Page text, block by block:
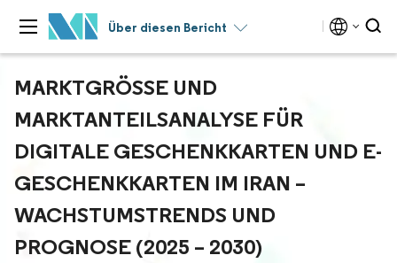
Über diesen Bericht
MARKTGRÖSSE UND M
ARKTANTEILSANALYSE FÜR D
IGITALE GESCHENKKARTEN UND E-G
ESCHENKKARTEN IM IRAN – W
ACHSTUMSTRENDS UND P
ROGNOSE (2025 – 2030)